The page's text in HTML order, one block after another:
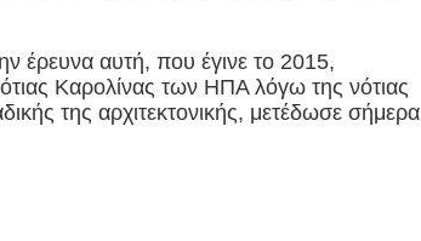
έρευνα αυτή, που έγινε το 2015,
Καρολίνας των ΗΠΑ λόγω της νότιας
της αρχιτεκτονικής, μετέδωσε σήμερα